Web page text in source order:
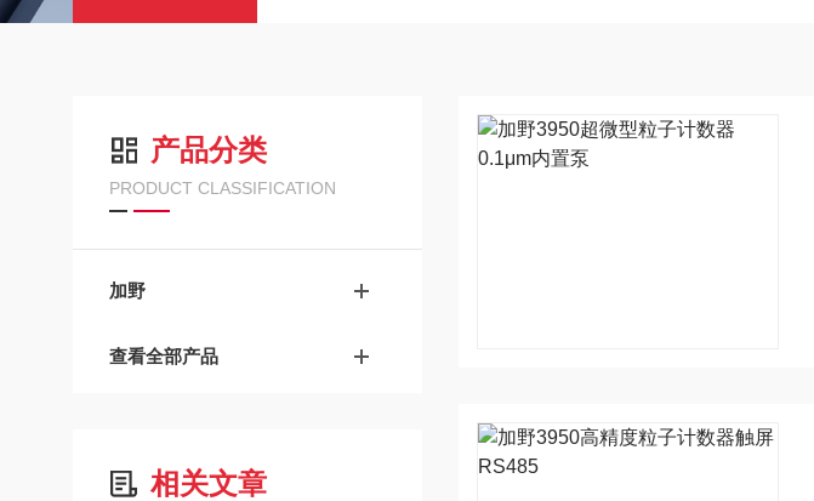
产品分类
PRODUCT CLASSIFICATION
加野
查看全部产品
相关文章